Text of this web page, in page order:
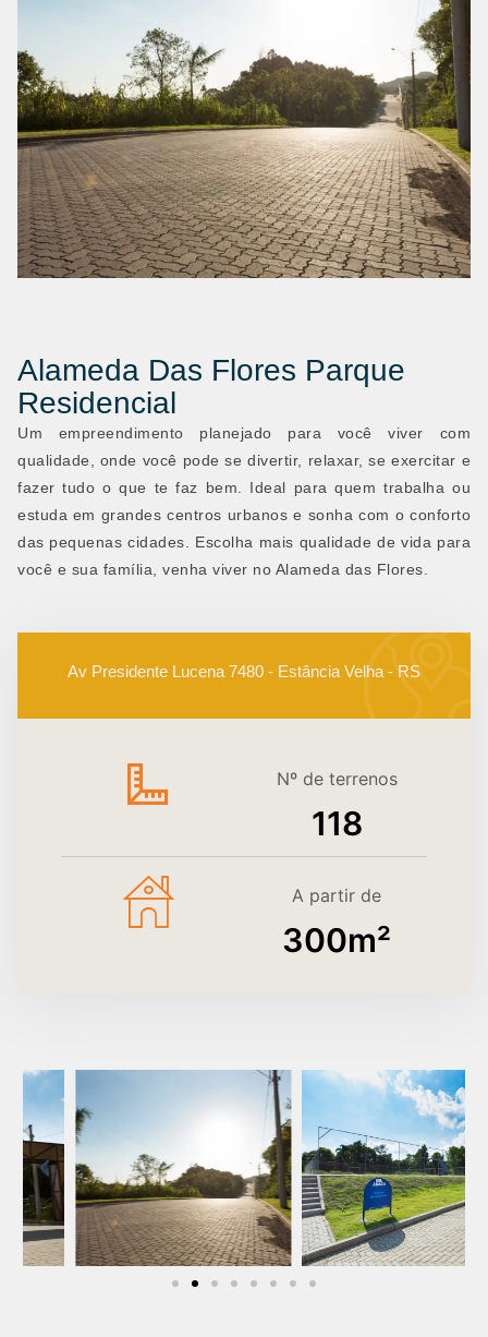
Alameda Das Flores Parque
Residencial
Um empreendimento planejado para você viver com
qualidade, onde você pode se divertir, relaxar, se exercitar e
fazer tudo o que te faz bem. Ideal para quem trabalha ou
estuda em grandes centros urbanos e sonha com o conforto
das pequenas cidades. Escolha mais qualidade de vida para
você e sua família, venha viver no Alameda das Flores.
Av Presidente Lucena 7480 - Estância Velha - RS
Nº de terrenos
118
A partir de
300m²